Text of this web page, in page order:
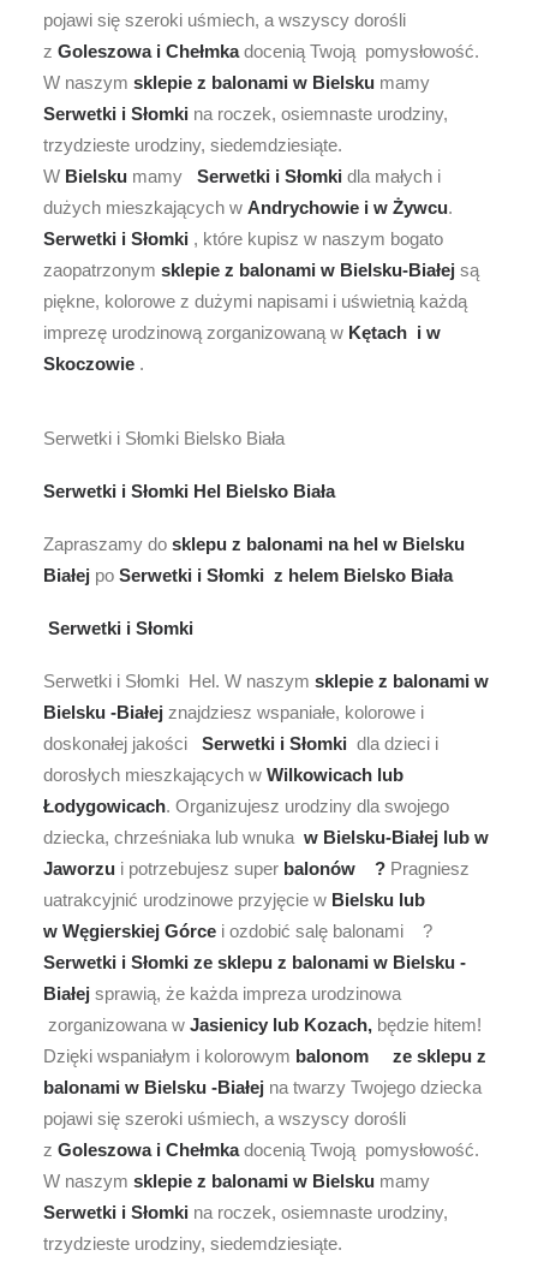
pojawi się szeroki uśmiech, a wszyscy dorośli
z Goleszowa i Chełmkadocenią Twoją pomysłowość.
W naszym sklepie z balonami w Bielsku mamy
Serwetki i Słomki na roczek, osiemnaste urodziny,
trzydzieste urodziny, siedemdziesiąte.
W Bielsku mamy Serwetki i Słomki dla małych i
dużych mieszkających w Andrychowie i w Żywcu.
Serwetki i Słomki , które kupisz w naszym bogato
zaopatrzonym sklepie z balonami w Bielsku-Białej są
piękne, kolorowe z dużymi napisami i uświetnią każdą
imprezę urodzinową zorganizowaną w Kętach i w
Skoczowie .
Serwetki i Słomki Bielsko Biała
Serwetki i Słomki Hel Bielsko Biała
Zapraszamy do sklepu z balonami na hel w Bielsku
Białej po Serwetki i Słomki z helem Bielsko Biała
Serwetki i Słomki
Serwetki i Słomki Hel. W naszym sklepie z balonami w
Bielsku -Białej znajdziesz wspaniałe, kolorowe i
doskonałej jakości
Serwetki i Słomki dla dzieci i
dorosłych mieszkających w Wilkowicach lub
Łodygowicach. Organizujesz urodziny dla swojego
dziecka, chrześniaka lub wnuka w Bielsku-Białej lub w
Jaworzu i potrzebujesz super balonów ? Pragniesz
uatrakcyjnić urodzinowe przyjęcie w Bielsku lub
w Węgierskiej Górce i ozdobić salę balonami ?
Serwetki i Słomki ze sklepu z balonami w Bielsku -
Białej sprawią, że każda impreza urodzinowa
zorganizowana w Jasienicy lub Kozach, będzie hitem!
Dzięki wspaniałym i kolorowym balonom
ze sklepu z
balonami w Bielsku -Białej na twarzy Twojego dziecka
pojawi się szeroki uśmiech, a wszyscy dorośli
z Goleszowa i Chełmkadocenią Twoją pomysłowość.
W naszym sklepie z balonami w Bielsku mamy
Serwetki i Słomki na roczek, osiemnaste urodziny,
trzydzieste urodziny, siedemdziesiąte.